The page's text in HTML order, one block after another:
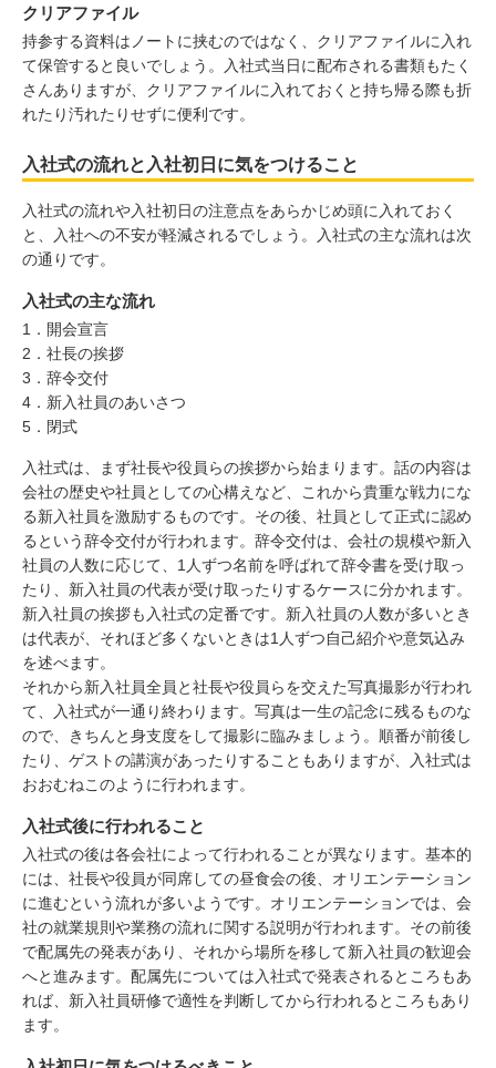
クリアファイル
持参する資料はノートに挟むのではなく、クリアファイルに入れ
て保管すると良いでしょう。入社式当日に配布される書類もたく
さんありますが、クリアファイルに入れておくと持ち帰る際も折
れたり汚れたりせずに便利です。
入社式の流れと入社初日に気をつけること
入社式の流れや入社初日の注意点をあらかじめ頭に入れておく
と、入社への不安が軽減されるでしょう。入社式の主な流れは次
の通りです。
入社式の主な流れ
1．開会宣言
2．社長の挨拶
3．辞令交付
4．新入社員のあいさつ
5．閉式
入社式は、まず社長や役員らの挨拶から始まります。話の内容は
会社の歴史や社員としての心構えなど、これから貴重な戦力にな
る新入社員を激励するものです。その後、社員として正式に認め
るという辞令交付が行われます。辞令交付は、会社の規模や新入
社員の人数に応じて、1人ずつ名前を呼ばれて辞令書を受け取っ
たり、新入社員の代表が受け取ったりするケースに分かれます。
新入社員の挨拶も入社式の定番です。新入社員の人数が多いとき
は代表が、それほど多くないときは1人ずつ自己紹介や意気込み
を述べます。
それから新入社員全員と社長や役員らを交えた写真撮影が行われ
て、入社式が一通り終わります。写真は一生の記念に残るものな
ので、きちんと身支度をして撮影に臨みましょう。順番が前後し
たり、ゲストの講演があったりすることもありますが、入社式は
おおむねこのように行われます。
入社式後に行われること
入社式の後は各会社によって行われることが異なります。基本的
には、社長や役員が同席しての昼食会の後、オリエンテーション
に進むという流れが多いようです。オリエンテーションでは、会
社の就業規則や業務の流れに関する説明が行われます。その前後
で配属先の発表があり、それから場所を移して新入社員の歓迎会
へと進みます。配属先については入社式で発表されるところもあ
れば、新入社員研修で適性を判断してから行われるところもあり
ます。